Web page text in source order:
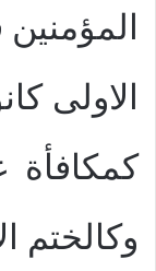
الاولى
وكالختم